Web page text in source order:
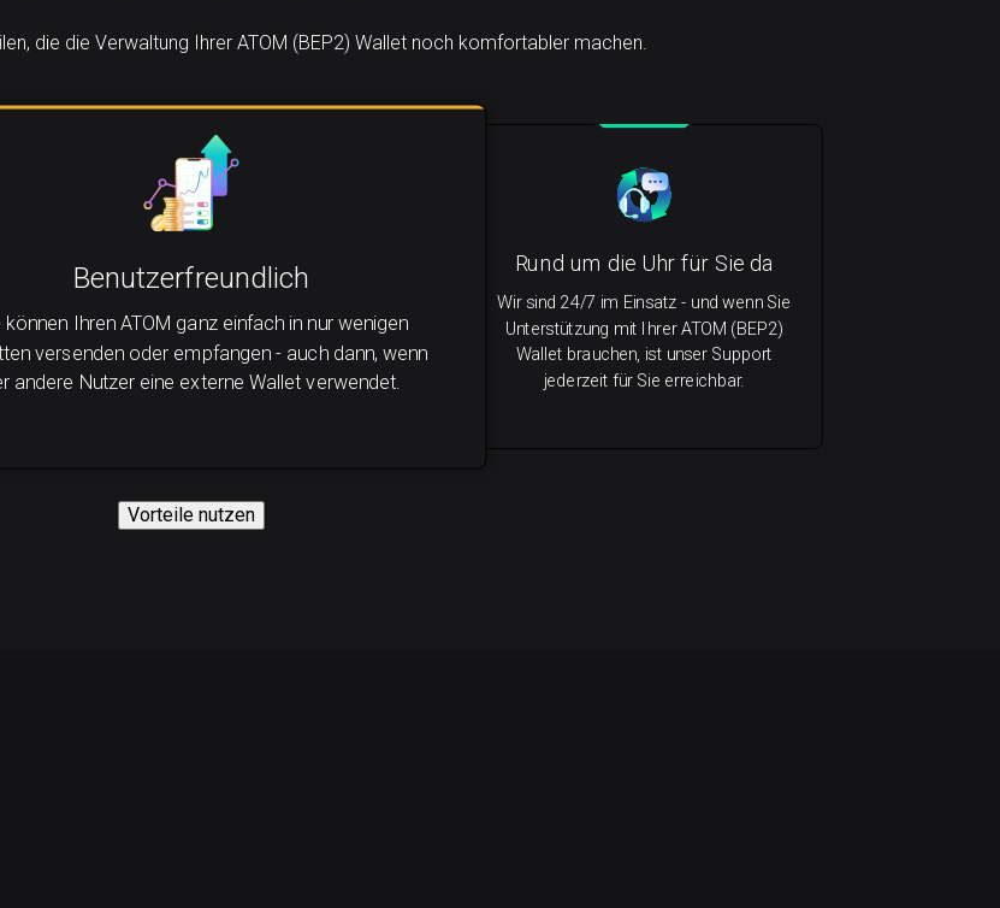
die die Verwaltung Ihrer ATOM (BEP2) Wallet noch komfortabler machen.
Benutzerfreundlich
können Ihren ATOM ganz einfach in nur wenigen
versenden oder empfangen - auch dann, wenn
andere Nutzer eine externe Wallet verwendet.
Rund um die Uhr für Sie da
Wir sind 24/7 im Einsatz - und wenn Sie
Unterstützung mit Ihrer ATOM (BEP2)
Wallet brauchen, ist unser Support
jederzeit für Sie erreichbar.
Vorteile nutzen